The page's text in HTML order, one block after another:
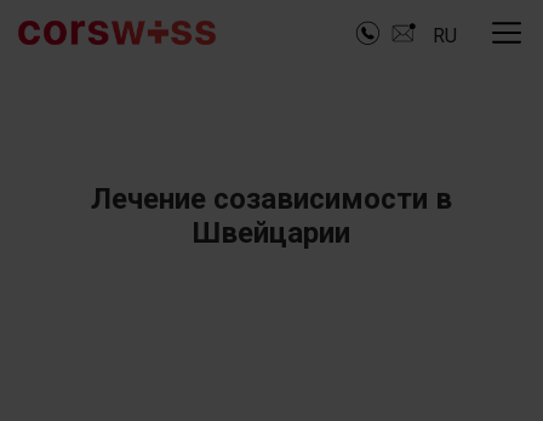
RU
Лечение созависимости в
Швейцарии